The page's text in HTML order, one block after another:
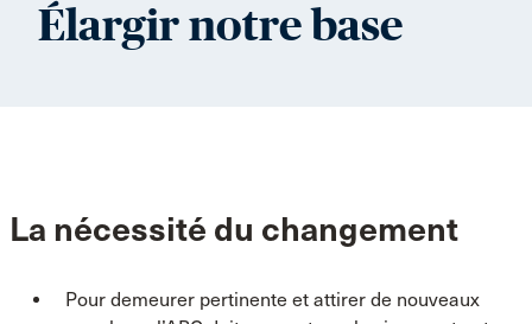
Élargir notre base
La nécessité du changement
Pour demeurer pertinente et attirer de nouveaux